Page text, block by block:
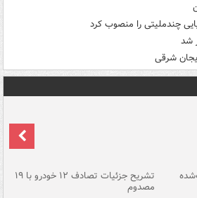
چندملیتی را منصوب کرد
شرقی
تشریح جزئیات تصادف ۱۲ خودرو با ۱۹
مصدوم